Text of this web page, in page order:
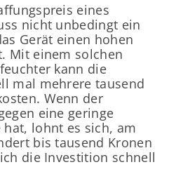
eines
nicht unbedingt ein
Gerät einen hohen
Mit einem solchen
kann die
mal mehrere tausend
Wenn der
eine geringe
lohnt es sich, am
bis tausend Kronen
die Investition schnell